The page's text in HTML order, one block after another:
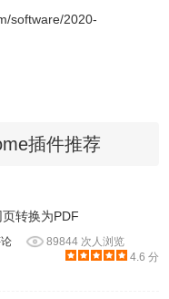
software/2020-
插件推荐
转换为PDF
89844 次人浏览
4.6 分